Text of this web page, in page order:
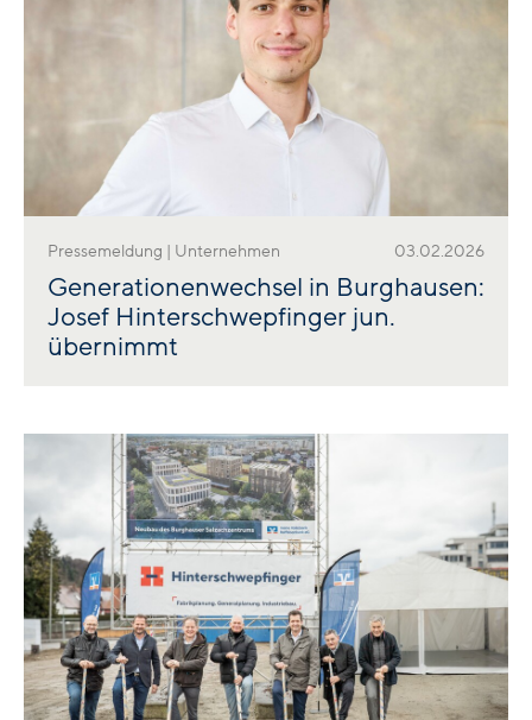
Pressemeldung | Unternehmen 03.02.2026
Generationenwechsel in Burghausen:
Josef Hinterschwepfinger jun.
übernimmt